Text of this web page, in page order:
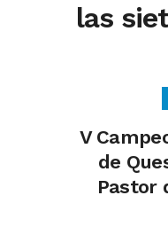
las
V
de
Pastor